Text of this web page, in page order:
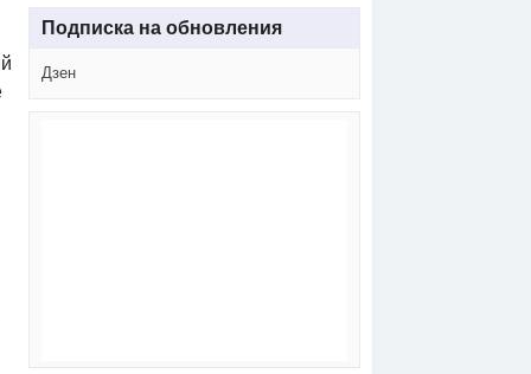
Подписка на обновления
Дзен